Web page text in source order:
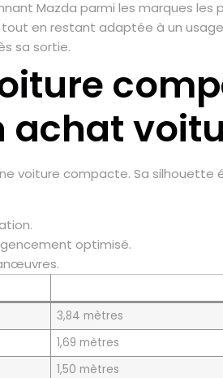
Mazda parmi les marques les
en restant adaptée à un
sa sortie.
voiture compacte. Sa
optimisé.
3,84 mètres
1,69 mètres
1,50 mètres